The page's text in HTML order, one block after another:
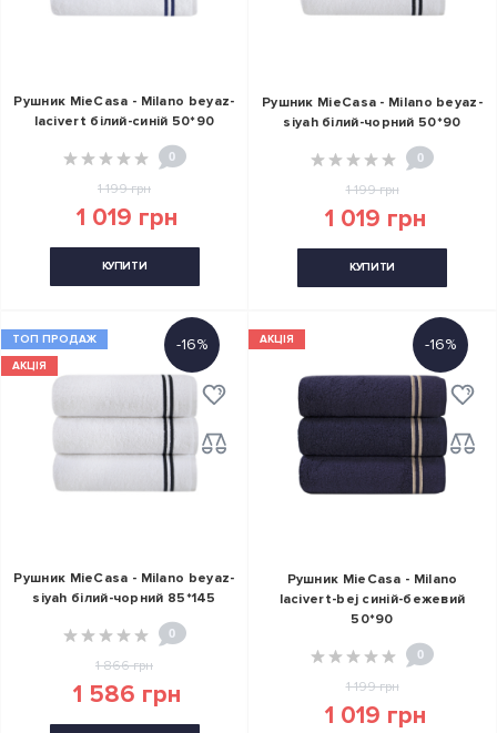
Рушник MieCasa - Milano beyaz-
lacivert білий-синій 50*90
0
1 199 грн
1 019 грн
КУПИТИ
Рушник MieCasa - Milano beyaz-
siyah білий-чорний 50*90
0
1 199 грн
1 019 грн
КУПИТИ
ТОП ПРОДАЖ
АКЦІЯ
-16%
Рушник MieCasa - Milano beyaz-
siyah білий-чорний 85*145
0
1 866 грн
1 586 грн
АКЦІЯ -16%
Рушник MieCasa - Milano
lacivert-bej синій-бежевий
50*90
0
1 199 грн
1 019 грн